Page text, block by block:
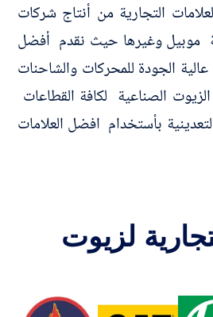
التجارية من أنتاج شركات
موبيل وغيرها حيث نقدم أفضل
الجودة للمحركات والشاحنات
الصناعية لكافة القطاعات
بأستخدام افضل العلامات
لزيوت